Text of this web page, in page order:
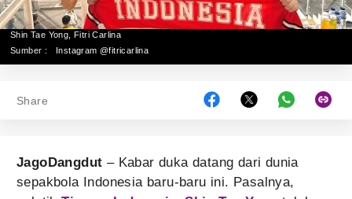
Shin Tae Yong, Fitri Carlina
Sumber :
Instagram @fitricarlina
Share
JagoDangdut – Kabar duka datang dari dunia
sepakbola Indonesia baru-baru ini. Pasalnya,